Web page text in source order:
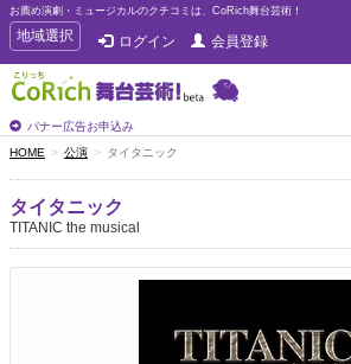
お薦め演劇・ミュージカルのクチコミは、CoRich舞台芸術！
T
o
g
g
e
n
a
v
i
g
地域選択 ログイン 会員登録
バナー広告お申込み
HOME 公演 タイタニック
タイタニック
TITANIC the musical